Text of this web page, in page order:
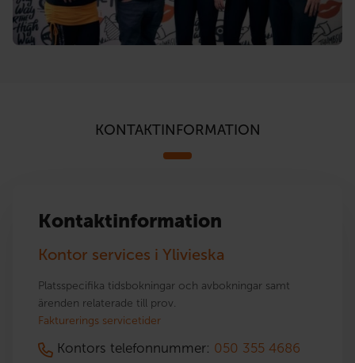
KONTAKTINFORMATION
Kontaktinformation
Kontor services i Ylivieska
Platsspecifika tidsbokningar och avbokningar samt
ärenden relaterade till prov.
Fakturerings servicetider
Kontors telefonnummer: 050 355 4686